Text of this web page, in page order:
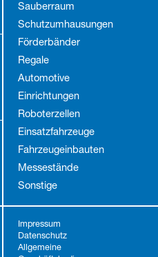
Sauberraum
Schutz­umhausungen
Förderbänder
Regale
Automotive
Einrichtungen
Roboterzellen
Einsatzfahrzeuge
Fahrzeug­einbauten
Messestände
Sonstige
Impressum
Datenschutz
Allgemeine